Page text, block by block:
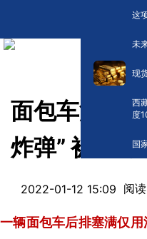
这
未
现
西
度
国
面包车满载
炸弹” 被及
2022-01-12 15:09 阅
一辆面包车后排塞满仅